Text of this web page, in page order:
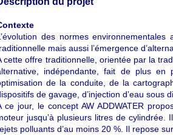
des normes
mais aussi l’émergence
cette offre traditionnelle, orientée par la
indépendante, fait de plus en
de la conduite, de la
de gavage, d’injection d’eau sous
ce jour, le concept AW ADDWATER
jusqu’à plusieurs litres de
polluants d’au moins 20 %. Il repose